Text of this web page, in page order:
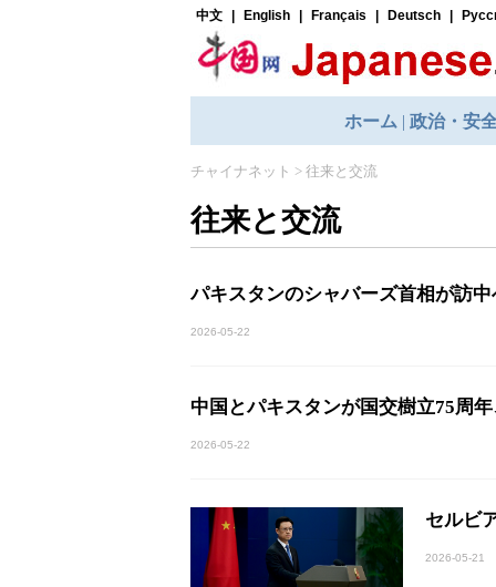
チャイナネット > 往来と交流
往来と交流
パキスタンのシャバーズ首相が訪
2026-05-22
中国とパキスタンが国交樹立75周
2026-05-22
セルビ
2026-05-21